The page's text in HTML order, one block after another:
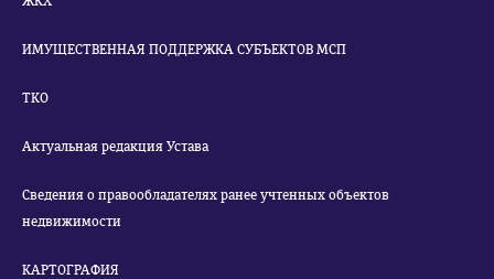
ИМУЩЕСТВЕННАЯ ПОДДЕРЖКА СУБЪЕКТОВ МСП
ТКО
Актуальная редакция Устава
Сведения о правообладателях ранее учтенных объектов
недвижимости
КАРТОГРАФИЯ